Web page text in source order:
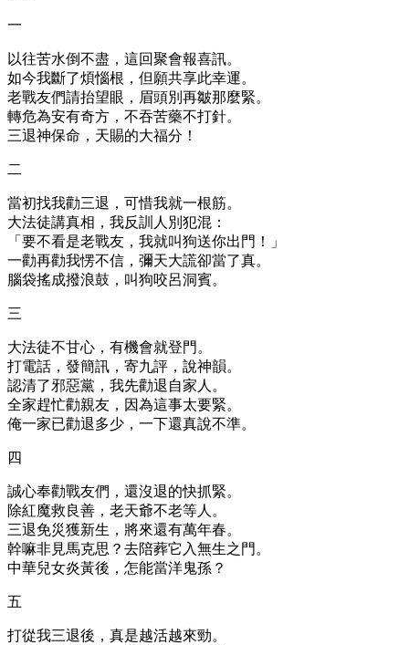
一
以往苦水倒不盡，這回聚會報喜訊。
如今我斷了煩惱根，但願共享此幸運。
老戰友們請抬望眼，眉頭別再皺那麼緊。
轉危為安有奇方，不吞苦藥不打針。
三退神保命，天賜的大福分！
二
當初找我勸三退，可惜我就一根筋。
大法徒講真相，我反訓人別犯混：
「要不看是老戰友，我就叫狗送你出門！」
一勸再勸我愣不信，彌天大謊卻當了真。
腦袋搖成撥浪鼓，叫狗咬呂洞賓。
三
大法徒不甘心，有機會就登門。
打電話，發簡訊，寄九評，說神韻。
認清了邪惡黨，我先勸退自家人。
全家趕忙勸親友，因為這事太要緊。
俺一家已勸退多少，一下還真說不準。
四
誠心奉勸戰友們，還沒退的快抓緊。
除紅魔救良善，老天爺不老等人。
三退免災獲新生，將來還有萬年春。
幹嘛非見馬克思？去陪葬它入無生之門。
中華兒女炎黃後，怎能當洋鬼孫？
五
打從我三退後，真是越活越來勁。